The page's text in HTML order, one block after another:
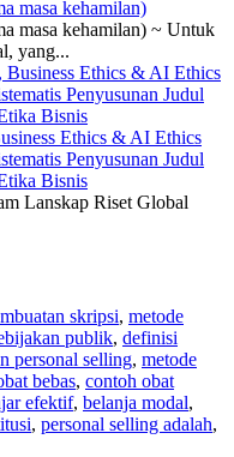
masa kehamilan)
masa kehamilan) ~ Untuk
yang...
Ethics & AI Ethics
Penyusunan Judul
Bisnis
Lanskap Riset Global
skripsi, metode
publik, definisi
personal selling, metode
bebas, contoh obat
efektif, belanja modal,
, personal selling adalah,